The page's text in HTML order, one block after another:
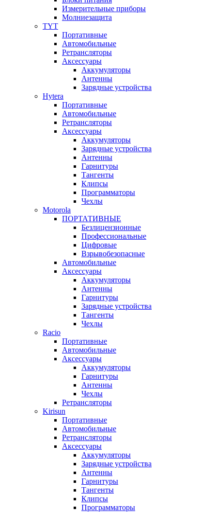
Измерительные приборы
Молниезащита
TYT
Портативные
Автомобильные
Ретрансляторы
Аксессуары
Аккумуляторы
Антенны
Зарядные устройства
Hytera
Портативные
Автомобильные
Ретрансляторы
Аксессуары
Аккумуляторы
Зарядные устройства
Антенны
Гарнитуры
Тангенты
Клипсы
Программаторы
Чехлы
Motorola
ПОРТАТИВНЫЕ
Безлицензионные
Профессиональные
Цифровые
Взрывобезопасные
Автомобильные
Аксессуары
Аккумуляторы
Антенны
Гарнитуры
Зарядные устройства
Тангенты
Чехлы
Racio
Портативные
Автомобильные
Аксессуары
Аккумуляторы
Гарнитуры
Антенны
Чехлы
Ретрансляторы
Kirisun
Портативные
Автомобильные
Ретрансляторы
Аксессуары
Аккумуляторы
Зарядные устройства
Антенны
Гарнитуры
Тангенты
Клипсы
Программаторы